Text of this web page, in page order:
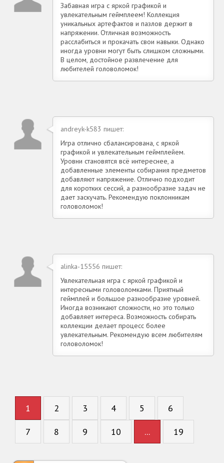
Забавная игра с яркой графикой и
увлекательным геймплеем! Коллекция
уникальных артефактов и пазлов держит в
напряжении. Отличная возможность
расслабиться и прокачать свои навыки. Однако
иногда уровни могут быть слишком сложными.
В целом, достойное развлечение для
любителей головоломок!
andreyk-k583 пишет:
Игра отлично сбалансирована, с яркой
графикой и увлекательным геймплейем.
Уровни становятся всё интереснее, а
добавленные элементы собирания предметов
добавляют напряжение. Отлично подходит
для коротких сессий, а разнообразие задач не
дает заскучать. Рекомендую поклонникам
головоломок!
alinka-15556 пишет:
Увлекательная игра с яркой графикой и
интересными головоломками. Приятный
геймплей и большое разнообразие уровней.
Иногда возникают сложности, но это только
добавляет интереса. Возможность собирать
коллекции делает процесс более
увлекательным. Рекомендую всем любителям
головоломок!
1 2 3 4 5 6
7 8 9 10 ... 19